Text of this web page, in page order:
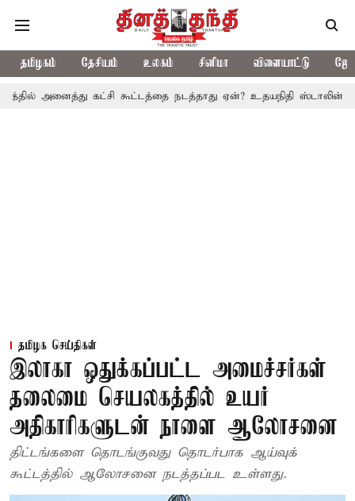
தமிழகம் தேசியம் உலகம் சினிமா விளையாட்டு
கட்சி கூட்டத்தை நடத்தாது ஏன்? உதயநிதி ஸ்டாலின் கேள்வி
தமிழக செய்திகள்
இலாகா ஒதுக்கப்பட்ட அமைச்சர்கள்
தலைமை செயலகத்தில் உயர்
அதிகாரிகளுடன் நாளை ஆலோசனை
திட்டங்களை தொடங்குவது தொடர்பாக ஆய்வுக்
கூட்டத்தில் ஆலோசனை நடத்தப்பட உள்ளது.